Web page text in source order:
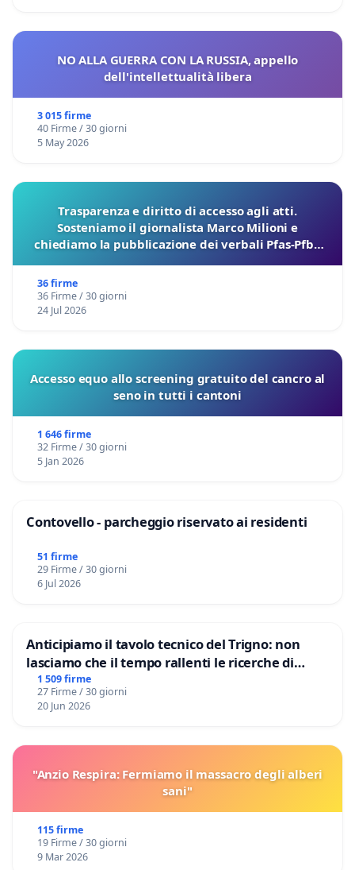
NO ALLA GUERRA CON LA RUSSIA, appello
dell'intellettualità libera
3 015 firme
40 Firme / 30 giorni
5 May 2026
Trasparenza e diritto di accesso agli atti.
Sosteniamo il giornalista Marco Milioni e
chiediamo la pubblicazione dei verbali Pfas-Pfba
36 firme
36 Firme / 30 giorni
24 Jul 2026
Accesso equo allo screening gratuito del cancro al
seno in tutti i cantoni
1 646 firme
32 Firme / 30 giorni
5 Jan 2026
Contovello - parcheggio riservato ai residenti
51 firme
29 Firme / 30 giorni
6 Jul 2026
Anticipiamo il tavolo tecnico del Trigno: non
lasciamo che il tempo rallenti le ricerche di
Domenico Racanati
1 509 firme
27 Firme / 30 giorni
20 Jun 2026
"Anzio Respira: Fermiamo il massacro degli alberi
sani"
115 firme
19 Firme / 30 giorni
9 Mar 2026